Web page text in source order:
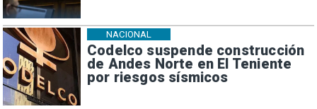
Codelco suspende construcción
de Andes Norte en El Teniente
por riesgos sísmicos
NACIONAL